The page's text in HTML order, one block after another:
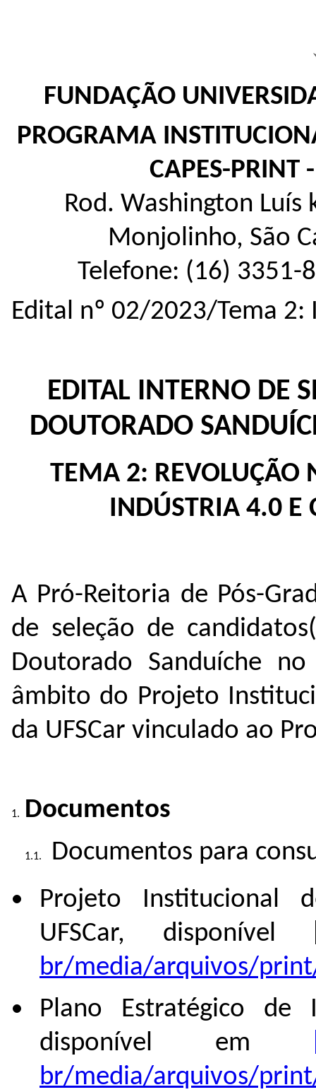
FUNDAÇÃO
PROGRAMA
CAPES-
Rod. Washington Luís
Monjolinho, São
Telefone: (16)
Edital nº 02/2023/Tema 2:
EDITAL INTERNO DE
DOUTORADO
TEMA 2: REVOLUÇÃO
INDÚSTRIA 4.0 E
A Pró-Reitoria de Pós-
de seleção de
Doutorado Sanduíche
âmbito do Projeto
da UFSCar vinculado ao
Documentos
Documentos para
Projeto Institucional
UFSCar, disponível
br/media/arquivos/
Plano Estratégico de
disponível em
br/media/arquivos/